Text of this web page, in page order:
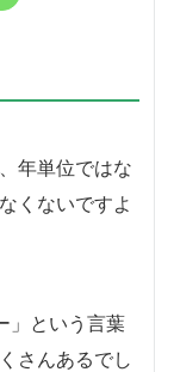
年単位ではな
くないですよ
」という言葉
さんあるでし